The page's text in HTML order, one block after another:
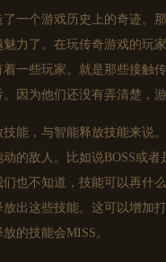
一个游戏历史上的奇迹。
魅力了。在玩传奇游戏的玩
一些玩家。就是那些接触
因为他们还没有弄清楚，
能，与智能释放技能来说
的敌人。比如说BOSS或
也不知道，技能可以再什
出这些技能。这可以增加
的技能会MISS。